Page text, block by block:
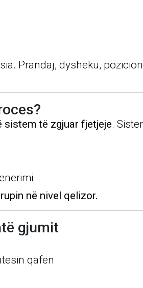
Prandaj, dysheku,
sistem të zgjuar fjetjeje.
në nivel qelizor.
gjumit
qafën